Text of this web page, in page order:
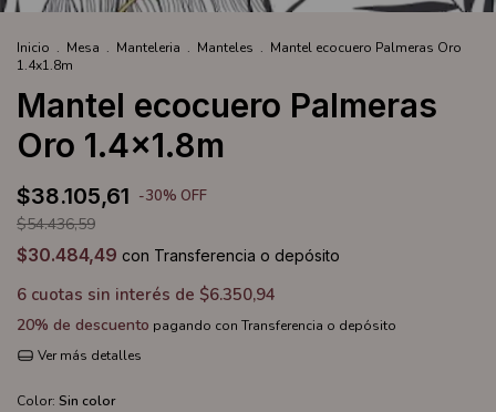
Inicio . Mesa . Manteleria . Manteles . Mantel ecocuero Palmeras Oro
1.4x1.8m
Mantel ecocuero Palmeras
Oro 1.4x1.8m
$38.105,61 -30% OFF
$54.436,59
$30.484,49 con Transferencia o depósito
6 cuotas sin interés de $6.350,94
20% de descuento pagando con Transferencia o depósito
Ver más detalles
Color: Sin color